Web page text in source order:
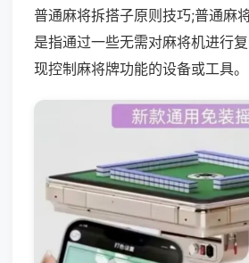
普通麻将拆搭子原则技巧;普通麻
是指通过一些无需对麻将机进行
现控制麻将牌功能的设备或工具。